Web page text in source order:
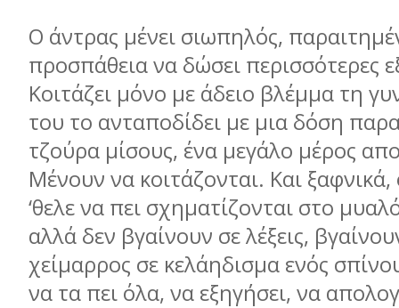
Ο άντρας μένει σιωπηλός,
προσπάθεια να δώσει περισσότερες
Κοιτάζει μόνο με άδειο βλέμμα τη
του το ανταποδίδει με μια δόση
τζούρα μίσους, ένα μεγάλο μέρος
Μένουν να κοιτάζονται. Και
‘θελε να πει σχηματίζονται στο
αλλά δεν βγαίνουν σε λέξεις,
χείμαρρος σε κελάηδισμα ενός
να τα πει όλα, να εξηγήσει, να